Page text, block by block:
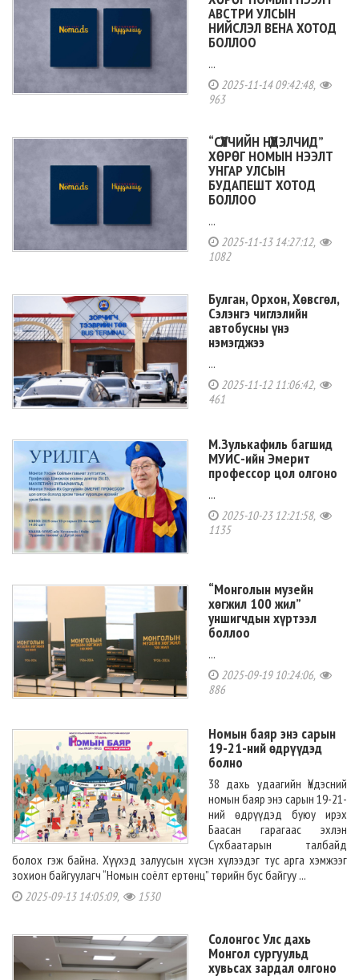
АВСТРИ УЛСЫН
НИЙСЛЭЛ ВЕНА ХОТОД
БОЛЛОО
...
2025-11-14 09:42:48,
963
“СҮҮЛЧИЙН НҮҮДЭЛЧИД”
ХӨРӨГ НОМЫН НЭЭЛТ
УНГАР УЛСЫН
БУДАПЕШТ ХОТОД
БОЛЛОО
...
2025-11-13 14:27:12,
1082
Булган, Орхон, Хөвсгөл,
Сэлэнгэ чиглэлийн
автобусны үнэ
нэмэгджээ
...
2025-11-12 11:06:42,
461
М.Зулькафиль багшид
МУИС-ийн Эмерит
профессор цол олгоно
...
2025-10-23 12:21:58,
1135
“Монголын музейн
хөгжил 100 жил”
уншигчдын хүртээл
боллоо
...
2025-09-19 10:24:06,
886
Номын баяр энэ сарын
19-21-ний өдрүүдэд
болно
38 дахь удаагийн Үндэсний
номын баяр энэ сарын 19-21-
ний өдрүүдэд буюу ирэх
Баасан гарагаас эхлэн
Сүхбаатарын талбайд
болох гэж байна. Хүүхэд залуусын хүсэн хүлээдэг тус арга хэмжээг
зохион байгуулагч “Номын соёлт ертөнц” төрийн бус байгуу ...
2025-09-13 14:05:09, 1530
Солонгос Улс дахь
Монгол сургуульд
хувьсах зардал олгоно